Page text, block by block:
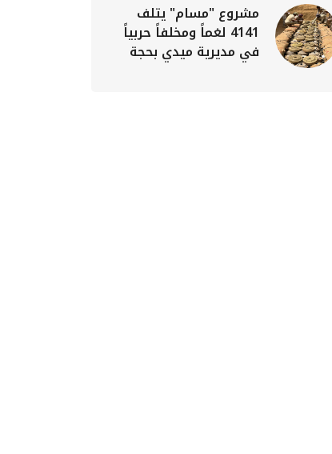
مشروع "مسام" يتلف
4141 لغماً ومخلفاً حربياً
في مديرية ميدي بحجة